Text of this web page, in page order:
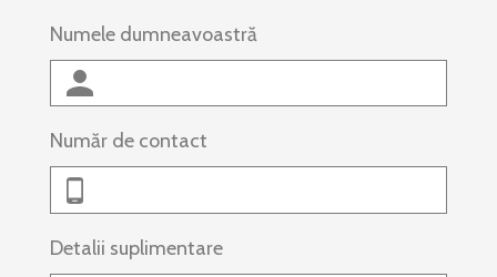
Numele dumneavoastră
Număr de contact
Detalii suplimentare